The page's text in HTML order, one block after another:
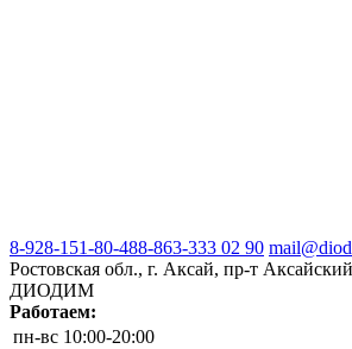
8-928-151-80-488-863-333 02 90
Ростовская обл., г. Аксай, пр-т
ДИОДИМ
Работаем:
пн-вс 10:00-20:00